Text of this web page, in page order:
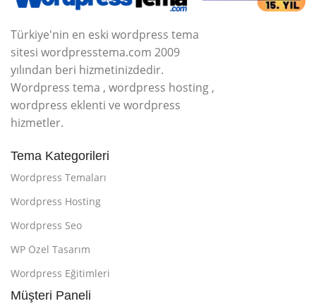
Türkiye'nin en eski wordpress tema
sitesi wordpresstema.com 2009
yılından beri hizmetinizdedir.
Wordpress tema , wordpress hosting ,
wordpress eklenti ve wordpress
hizmetler.
Tema Kategorileri
Wordpress Temaları
Wordpress Hosting
Wordpress Seo
WP Özel Tasarım
Wordpress Eğitimleri
Müşteri Paneli